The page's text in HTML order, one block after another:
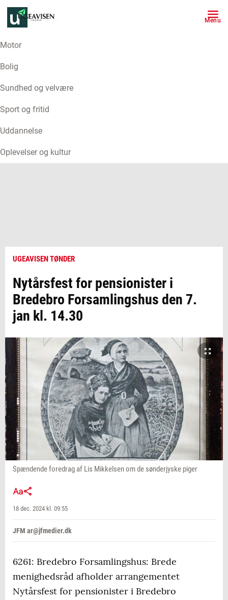
Menu
Motor
Bolig
Sundhed og velvære
Sport og fritid
Uddannelse
Oplevelser og kultur
UGEAVISEN TØNDER
Nytårsfest for pensionister i
Bredebro Forsamlingshus den 7.
jan kl. 14.30
Spændende foredrag af Lis Mikkelsen om de sønderjyske piger
18 dec. 2024 kl. 09:55
JFM ar@jfmedier.dk
6261: Bredebro Forsamlingshus: Brede
menighedsråd afholder arrangementet
Nytårsfest for pensionister i Bredebro